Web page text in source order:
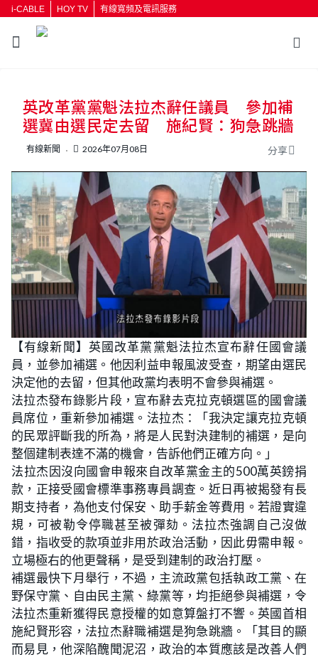
i-CABLE HOY TV 有線寬頻及電訊服務
按輸入鍵開始搜尋
英改革黨黨魁法拉杰辭任議員 參加補
選冀由選民定去留 施紀賢：狗急跳牆
有線新聞 2026年07月08日 分享
【有線新聞】英國改革黨黨魁法拉杰宣布辭任國會議
員，並參加補選。他因利益申報風波受查，期望由選民
決定他的去留，但其他政黨均表明不會參與補選。
法拉杰發布錄影片段，宣布辭去克拉克頓選區的國會議
員席位，重新參加補選。法拉杰：「我決定讓克拉克頓
的民眾評斷我的所為，將是人民對決建制的補選，是向
整個建制表達不滿的機會，告訴他們正確方向。」
法拉杰因沒向國會申報來自改革黨金主的500萬英鎊捐
款，正接受國會標準事務專員調查。近日再被揭發有長
期支持者，為他支付保安、助手薪金等費用。若證實違
規，可被勒令停職甚至被彈劾。法拉杰強調自己沒做
錯，指收受的款項並非用於政治活動，因此毋需申報。
立場極右的他更聲稱，是受到建制的政治打壓。
補選最快下月舉行，不過，主流政黨包括執政工黨、在
野保守黨、自由民主黨、綠黨等，均拒絕參與補選，令
法拉杰重新獲得民意授權的如意算盤打不響。英國首相
施紀賢形容，法拉杰辭職補選是狗急跳牆。「其目的顯
而易見，他深陷醜聞泥沼，政治的本質應該是改善人們